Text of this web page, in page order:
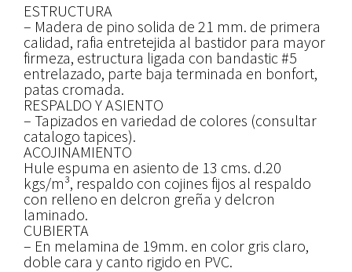
ESTRUCTURA
– Madera de pino solida de 21 mm. de primera
calidad, rafia entretejida al bastidor para mayor
firmeza, estructura ligada con bandastic #5
entrelazado, parte baja terminada en bonfort,
patas cromada.
RESPALDO Y ASIENTO
– Tapizados en variedad de colores (consultar
catalogo tapices).
ACOJINAMIENTO
Hule espuma en asiento de 13 cms. d.20
kgs/m³, respaldo con cojines fijos al respaldo
con relleno en delcron greña y delcron
laminado.
CUBIERTA
– En melamina de 19mm. en color gris claro,
doble cara y canto rigido en PVC.